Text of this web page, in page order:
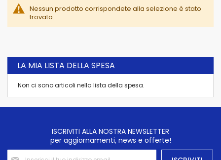
Nessun prodotto corrispondete alla selezione è stato
trovato.
LA MIA LISTA DELLA SPESA
Non ci sono articoli nella lista della spesa.
ISCRIVITI ALLA NOSTRA NEWSLETTER
per aggiornamenti, news e offerte!
Iscriviti